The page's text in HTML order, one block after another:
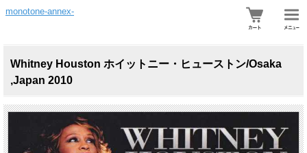
monotone-annex-
Whitney Houston ホイットニー・ヒューストン/Osaka
,Japan 2010